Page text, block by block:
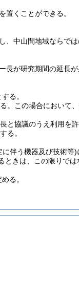
置くことができる。
、中山間地域ならで
長が研究期間の延長
る。
。
この場合において
と協議のうえ利用を許
る。
伴う機器及び技術等)
きは、この限りでは
る。